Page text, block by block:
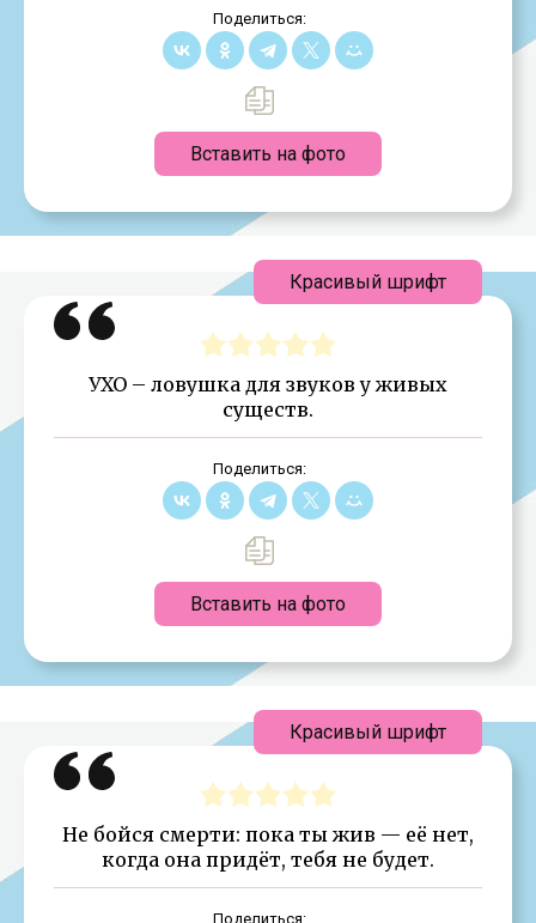
Поделиться:
Вставить на фото
УХО – ловушка для звуков у живых
существ.
Поделиться:
Вставить на фото
Красивый шрифт
Не бойся смерти: пока ты жив — её нет,
когда она придёт, тебя не будет.
Поделиться:
Красивый шрифт